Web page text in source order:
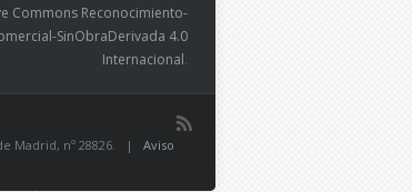
Commons Reconocimiento-
SinObraDerivada 4.0
Internacional
Madrid, nº 28826. | Aviso